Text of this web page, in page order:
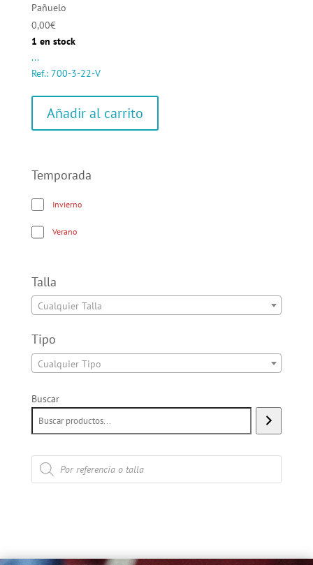
Pañuelo
0,00€
1 en stock
...
Ref.: 700-3-22-V
Añadir al carrito
Temporada
Invierno
Verano
Talla
Cualquier Talla
Tipo
Cualquier Tipo
Buscar
Búsqueda
de
productos